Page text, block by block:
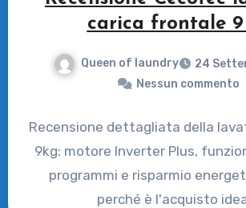
carica frontale
Queen of laundry
24
Nessun commento
Recensione dettagliata della
9kg: motore Inverter Plus,
programmi e risparmio
perché è l'acquisto